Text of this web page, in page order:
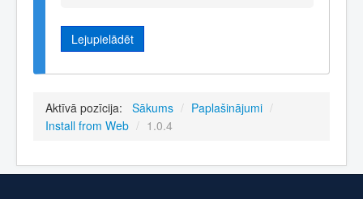
Lejupielādēt
Aktīvā pozīcija: Sākums / Paplašinājumi /
Install from Web / 1.0.4